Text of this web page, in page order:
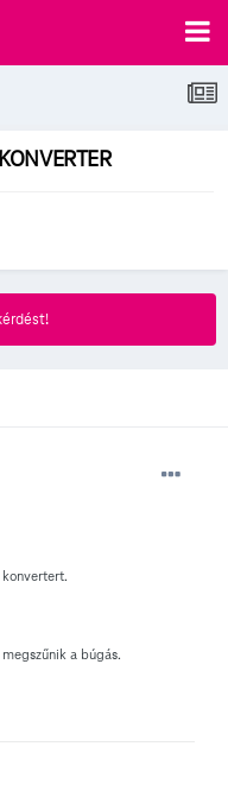
a búgás.